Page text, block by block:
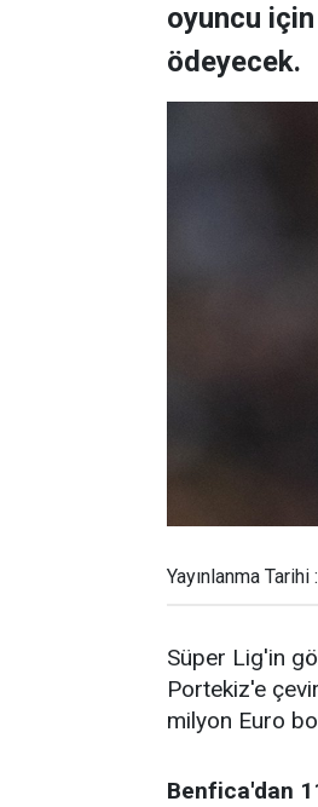
oyuncu
ödeyecek.
Yayınlanma
Süper Lig'in
Portekiz'e
milyon Euro
Benfica'dan